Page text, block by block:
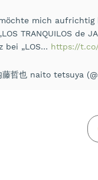
mich aufrichtig
TRANQUILOS de
bei „LOS… https://
哲也 naito tetsuya